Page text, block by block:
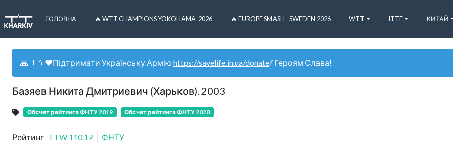
ГОЛОВНА 🔥 WTT CHAMPIONS YOKOHAMA-2026 🔥 EUROPE SMASH - SWEDEN 2026 WTT ITTF КИТАЙ
🙏🇺🇦❤️Підтримати Українську Армію https://savelife.in.ua/donate/ Героям Слава!
Базяев Никита Дмитриевич (Харьков). 2003
Обсчет рейтинга ФНТУ 2019 Обсчет рейтинга ФНТУ 2020
Рейтинг TTW 110.17 ФНТУ